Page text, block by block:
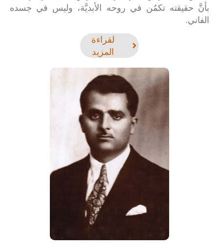
بأنَّ حقيقته تكمُن في روحه الأبديَّة، وليس في جسده
الفاني.
لقراءة
المزيد